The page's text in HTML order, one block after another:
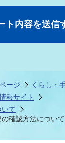
ージ
くらし・
報サイト
いて
確認方法につい